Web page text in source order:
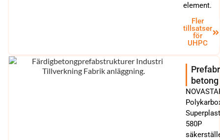
element.
Fler
tillsatser
för
UHPC
betong
580P